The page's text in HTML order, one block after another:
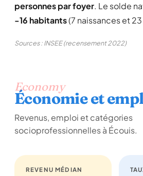
personnes par foyer. Le solde
-16 habitants(7 naissances et
Sources : INSEE (recensement 2022)
Economy
Économie et
Revenus, emploi et catégories
socioprofessionnelles à Écouis.
REVENU MÉDIAN